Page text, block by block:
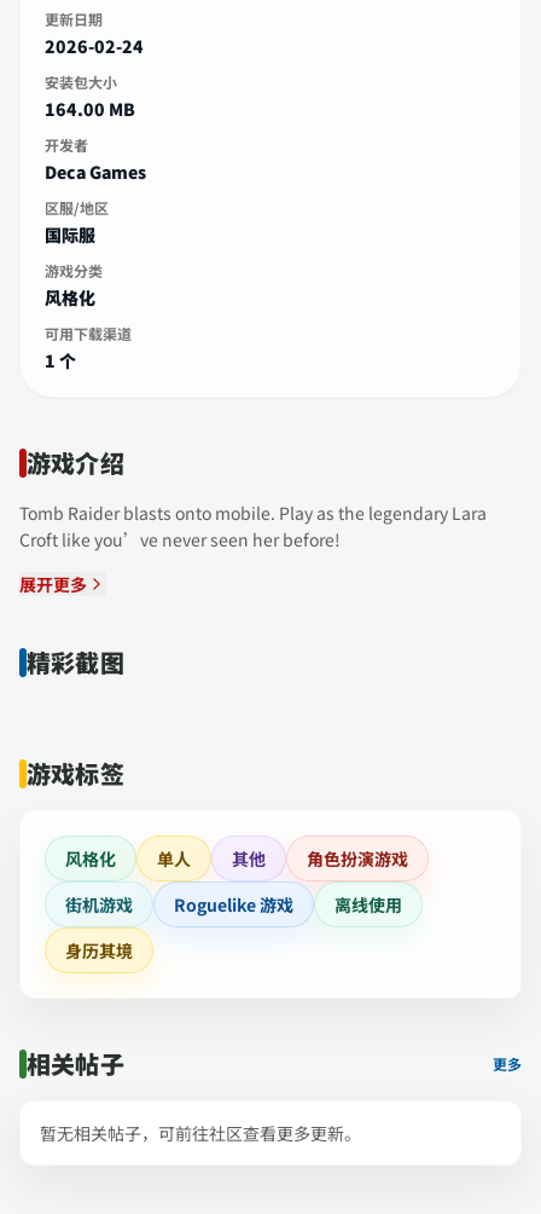
更新日期
2026-02-24
安装包大小
164.00 MB
开发者
Deca Games
区服/地区
国际服
游戏分类
风格化
可用下载渠道
1 个
游戏介绍
Tomb Raider blasts onto mobile. Play as the legendary Lara
Croft like you’ve never seen her before!
展开更多
精彩截图
游戏标签
风格化 单人 其他
角色扮演游戏
街机游戏
Roguelike 游戏
离线使用
身历其境
相关帖子 更多
暂无相关帖子，可前往社区查看更多更新。